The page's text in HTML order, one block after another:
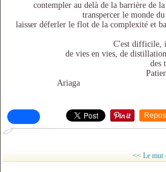
contempler au delà de la barrière de
transpercer le monde
laisser déferler le flot de la complexité et
C'est difficile,
de vies en vies, de
des
Ariaga
<< Le mur